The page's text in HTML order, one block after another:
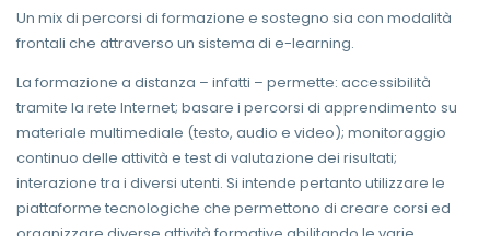
Un mix di percorsi di formazione e sostegno sia con modalità
frontali che attraverso un sistema di e-learning.
La formazione a distanza – infatti – permette: accessibilità
tramite la rete Internet; basare i percorsi di apprendimento su
materiale multimediale (testo, audio e video); monitoraggio
continuo delle attività e test di valutazione dei risultati;
interazione tra i diversi utenti. Si intende pertanto utilizzare le
piattaforme tecnologiche che permettono di creare corsi ed